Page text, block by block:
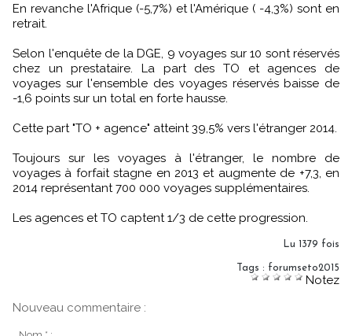
En revanche l'Afrique (-5,7%) et l'Amérique ( -4,3%) sont en
retrait.
Selon l'enquête de la DGE, 9 voyages sur 10 sont réservés
chez un prestataire. La part des TO et agences de
voyages sur l'ensemble des voyages réservés baisse de
-1,6 points sur un total en forte hausse.
Cette part "TO + agence" atteint 39,5% vers l'étranger 2014.
Toujours sur les voyages à l'étranger, le nombre de
voyages à forfait stagne en 2013 et augmente de +7,3, en
2014 représentant 700 000 voyages supplémentaires.
Les agences et TO captent 1/3 de cette progression.
Lu 1379 fois
Tags : forumseto2015
Notez
Nouveau commentaire :